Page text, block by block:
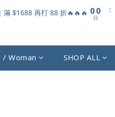
滿 $1688 再打 88 折🔥🔥🔥 00
日
:
/ Woman SHOP ALL